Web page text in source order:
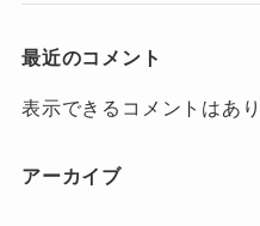
最近のコメント
表示できるコメントはあり
アーカイブ